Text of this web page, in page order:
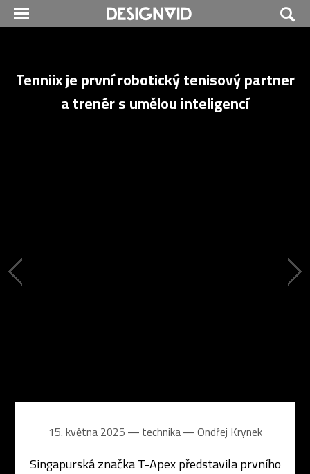
Tenniix je první robotický tenisový partner
a trenér s umělou inteligencí
15. května 2025 ― technika ―Ondřej Krynek
Singapurská značka T-Apex představila prvního